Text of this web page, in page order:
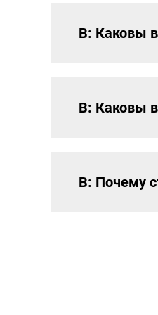
В: Каковы
В: Каковы
В: Почему